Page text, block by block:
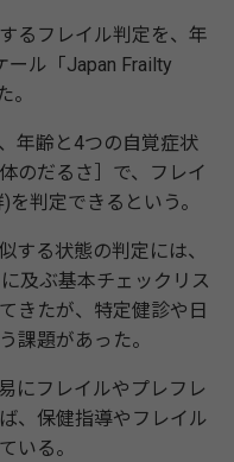
るフレイル判定を、年
ル「Japan Frailty
。
年齢と4つの自覚症状
のだるさ］で、フレイ
判定できるという。
る状態の判定には、
及ぶ基本チェックリス
きたが、特定健診や日
課題があった。
にフレイルやプレフレ
、保健指導やフレイル
いる。